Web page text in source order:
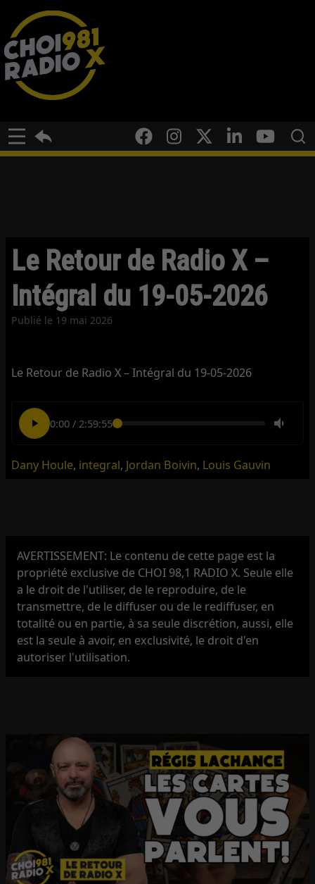
Le Retour de Radio X –
Intégral du 19-05-2026
Publié le 19 mai 2026
Le Retour de Radio X – Intégral du 19-05-2026
0:00/ 2:59:55
Dany Houle, integral, Jordan Boivin, Louis Gauvin
AVERTISSEMENT: Le contenu de cette page est la
propriété exclusive de CHOI 98,1 RADIO X. Seule elle
a le droit de l'utiliser, de le reproduire, de le
transmettre, de le diffuser ou de le rediffuser, en
totalité ou en partie, à sa seule discrétion, aussi, elle
est la seule à avoir, en exclusivité, le droit d'en
autoriser l'utilisation.